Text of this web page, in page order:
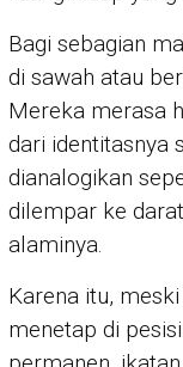
Bagi sebagian
di sawah atau
Mereka merasa
dari identitasnya
dianalogikan
dilempar ke
alaminya.
Karena itu,
menetap di